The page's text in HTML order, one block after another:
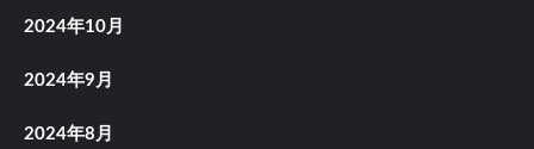
2024年10月
2024年9月
2024年8月